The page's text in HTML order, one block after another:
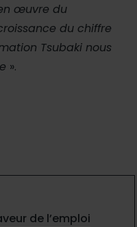
œuvre du
du chiffre
Tsubaki nous
».
de l’emploi